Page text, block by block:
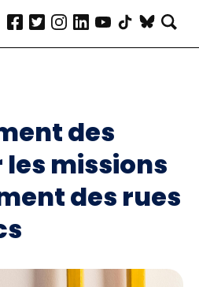
des
missions
des rues